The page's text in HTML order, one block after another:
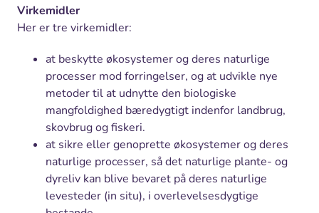
Virkemidler
Her er tre virkemidler:
at beskytte økosystemer og deres naturlige
processer mod forringelser, og at udvikle nye
metoder til at udnytte den biologiske
mangfoldighed bæredygtigt indenfor landbrug,
skovbrug og fiskeri.
at sikre eller genoprette økosystemer og deres
naturlige processer, så det naturlige plante- og
dyreliv kan blive bevaret på deres naturlige
levesteder (in situ), i overlevelsesdygtige